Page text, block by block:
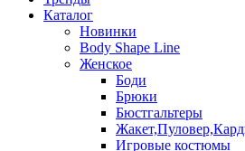
Каталог
Новинки
Body Shape Line
Женское
Боди
Брюки
Бюстгальтеры
Игровые костюмы